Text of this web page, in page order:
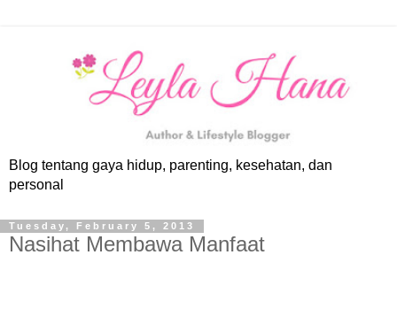
Blog tentang gaya hidup, parenting, kesehatan, dan
personal
Tuesday, February 5, 2013
Nasihat Membawa Manfaat